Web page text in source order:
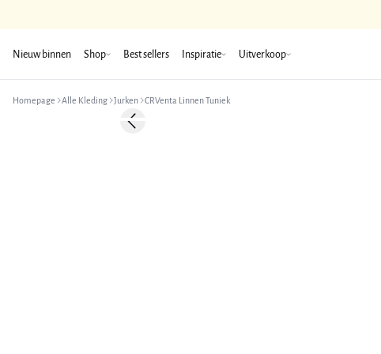
Nieuw binnen Shop Best sellers Inspiratie Uitverkoop
Homepage Alle Kleding Jurken CRVenta Linnen Tuniek
-50%Previous slide